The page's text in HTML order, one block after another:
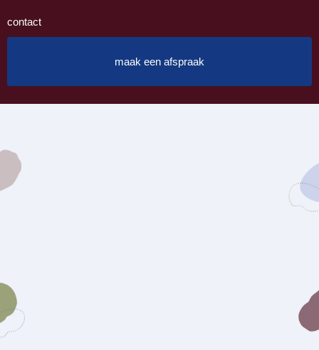
contact
maak een afspraak